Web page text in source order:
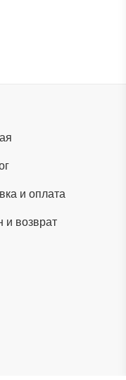
и оплата
и возврат